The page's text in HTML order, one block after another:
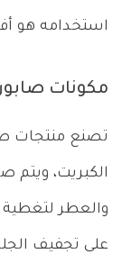
استخدامه هو
مكونات
الكبريت، ويتم
والعطر لتغطية
على تجفيف